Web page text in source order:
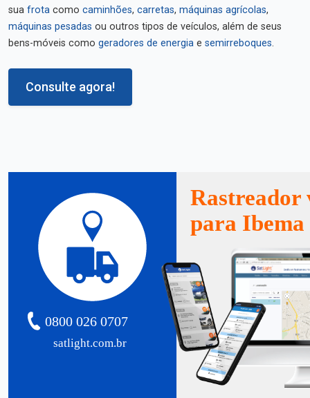
sua frota como caminhões, carretas, máquinas agrícolas,
máquinas pesadas ou outros tipos de veículos, além de seus
bens-móveis como geradores de energia e semirreboques.
Consulte agora!
satlight.com.br
0800 026 0707
Rastreador
para Ibema